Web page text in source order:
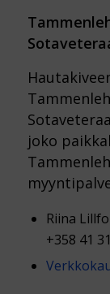
joko
Riina
+358 41